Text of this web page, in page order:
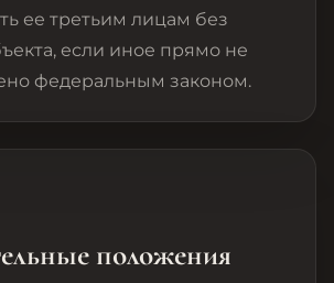
ее третьим лицам без
если иное прямо не
федеральным законом.
положения